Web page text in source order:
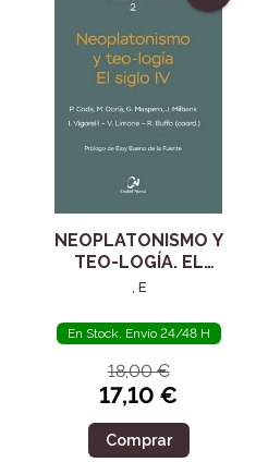
NEOPLATONISMO Y
TEO-LOGÍA. EL
SIGLO IV
, E
En Stock. Envío 24/48 H
18,00 €
17,10 €
Comprar